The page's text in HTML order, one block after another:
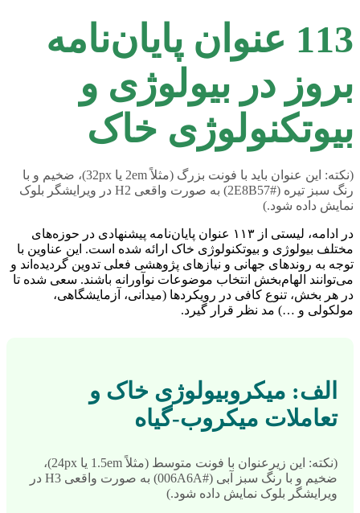
113 عنوان پایان‌نامه
بروز در بیولوژی و
بیوتکنولوژی خاک
(نکته: این عنوان باید با فونت بزرگ (مثلاً 2em یا 32px)، ضخیم و با
رنگ سبز تیره (#2E8B57) به صورت واقعی H2 در ویرایشگر بلوک
نمایش داده شود.)
در ادامه، لیستی از ۱۱۳ عنوان پایان‌نامه پیشنهادی در حوزه‌های
مختلف بیولوژی و بیوتکنولوژی خاک ارائه شده است. این عناوین با
توجه به روندهای جهانی و نیازهای پژوهشی فعلی تدوین گردیده‌اند و
می‌توانند الهام‌بخش انتخاب موضوعات نوآورانه باشند. سعی شده تا
در هر بخش، تنوع کافی در رویکردها (میدانی، آزمایشگاهی،
مولکولی و …) مد نظر قرار گیرد.
الف: میکروبیولوژی خاک و
تعاملات میکروب-گیاه
(نکته: این زیرعنوان با فونت متوسط (مثلاً 1.5em یا 24px)،
ضخیم و با رنگ سبز آبی (#006A6A) به صورت واقعی H3 در
ویرایشگر بلوک نمایش داده شود.)